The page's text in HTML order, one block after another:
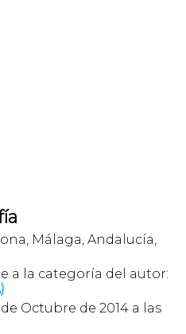
Málaga, Andalucía,
a la categoría del autor:
Octubre de 2014 a las